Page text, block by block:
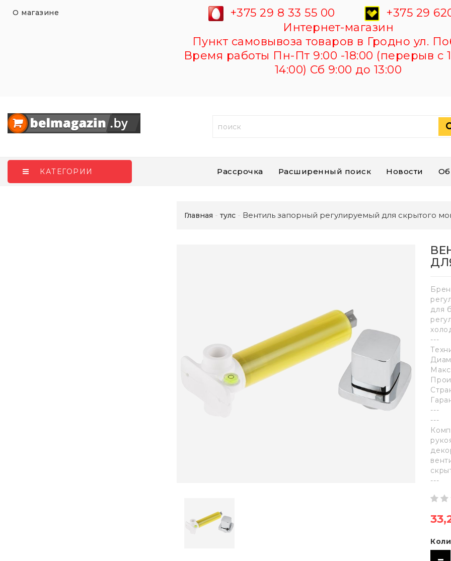
О магазине +375 29 8 33 55 00
+375 29
Интернет-магазин
Пункт самовывоза товаров в Гродно ул.
Время работы Пн-Пт 9:00 -18:00 (перерыв с
14:00) Сб 9:00 до 13:00
КАТЕГОРИИ Рассрочка Расширенный поиск Новости
Главная тулс Вентиль запорный регулируемый для скрытого
для
---
---
---
---